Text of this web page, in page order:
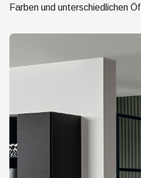
Farben und unterschiedlichen